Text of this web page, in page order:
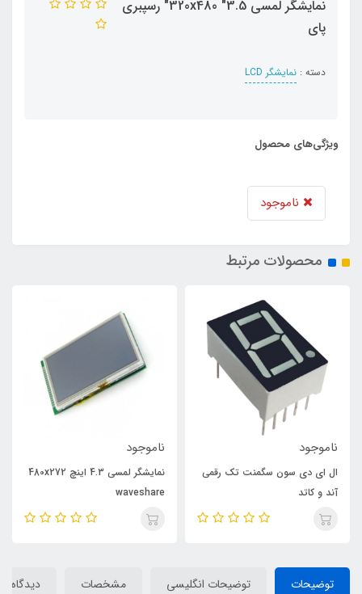
نمایشگر لمسی 320x480 "3.5" رسپبری
پای
دسته : نمایشگر LCD
ویژگی‌های محصول
ناموجود
محصولات مرتبط
ناموجود
ال ای دی سون سگمنت تک رقمی
آند و کاتد
ناموجود
نمایشگر لمسی 4.3 اینچ 480x272
waveshare
توضیحات توضیحات انگلیسی مشخصات دیدگاه‌ها